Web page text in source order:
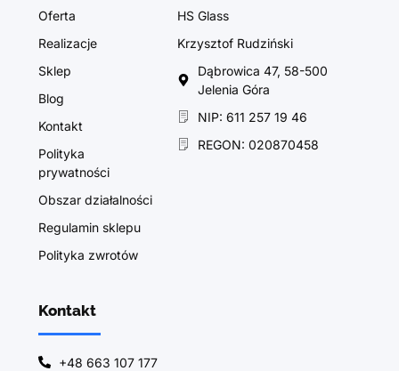
Oferta
Realizacje
Sklep
Blog
Kontakt
Polityka
prywatności
Obszar działalności
Regulamin sklepu
Polityka zwrotów
HS Glass
Krzysztof Rudziński
Dąbrowica 47, 58-500
Jelenia Góra
NIP: 611 257 19 46
REGON: 020870458
Kontakt
+48 663 107 177